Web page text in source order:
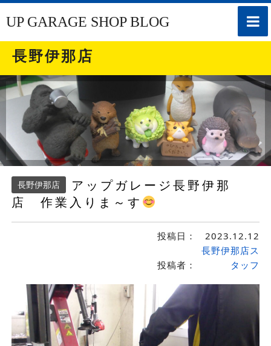
toggle
UP GARAGE SHOP BLOG
長野伊那店
長野伊那店
アップガレージ長野伊那
店 作業入りま～す
投稿日： 2023.12.12
投稿者：
長野伊那店ス
タッフ